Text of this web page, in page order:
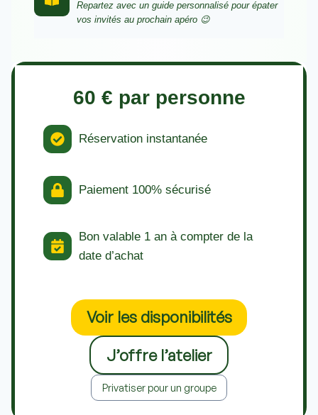
Repartez avec un guide personnalisé pour épater
vos invités au prochain apéro 😉
60 € par personne
Réservation instantanée
Paiement 100% sécurisé
Bon valable 1 an à compter de la
date d’achat
Voir les disponibilités
J’offre l’atelier
Privatiser pour un groupe